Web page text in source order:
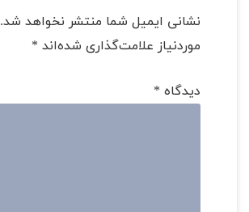
نشانی ایمیل شما منتشر نخواهد شد.
موردنیاز علامت‌گذاری شده‌اند *
دیدگاه *